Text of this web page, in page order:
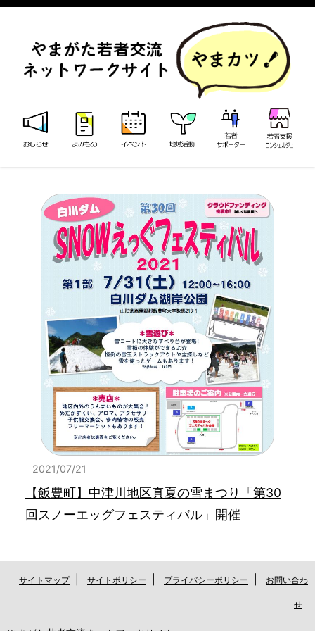
2021/07/21
【飯豊町】中津川地区真夏の雪まつり「第30
回スノーエッグフェスティバル」開催
サイトマップ サイトポリシー プライバシーポリシー お問い合わ
せ